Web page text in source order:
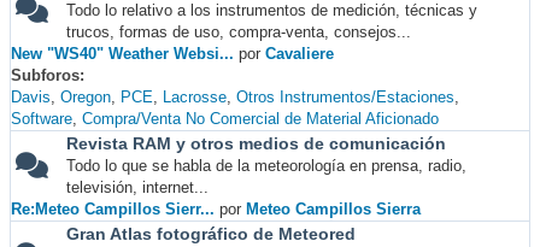
Todo lo relativo a los instrumentos de medición, técnicas y
trucos, formas de uso, compra-venta, consejos...
New "WS40" Weather Websi... por Cavaliere
Subforos
Davis Oregon PCE Lacrosse Otros Instrumentos/Estaciones
Software Compra/Venta No Comercial de Material Aficionado
Revista RAM y otros medios de comunicación
Todo lo que se habla de la meteorología en prensa, radio,
televisión, internet...
Re:Meteo Campillos Sierr... por Meteo Campillos Sierra
Gran Atlas fotográfico de Meteored